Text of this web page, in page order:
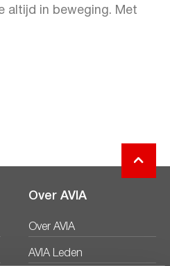
altijd in beweging. Met
Over AVIA
Over AVIA
AVIA Leden